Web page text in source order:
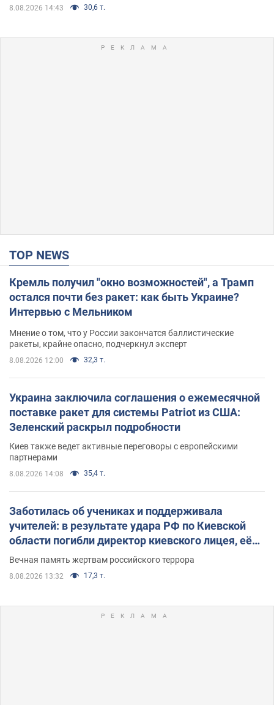
8.08.2026 14:43 30,6 т.
TOP NEWS
Кремль получил "окно возможностей", а Трамп
остался почти без ракет: как быть Украине?
Интервью с Мельником
Мнение о том, что у России закончатся баллистические
ракеты, крайне опасно, подчеркнул эксперт
8.08.2026 12:00 32,3 т.
Украина заключила соглашения о ежемесячной
поставке ракет для системы Patriot из США:
Зеленский раскрыл подробности
Киев также ведет активные переговоры с европейскими
партнерами
8.08.2026 14:08 35,4 т.
Заботилась об учениках и поддерживала
учителей: в результате удара РФ по Киевской
области погибли директор киевского лицея, её
муж и внук
Вечная память жертвам российского террора
8.08.2026 13:32 17,3 т.